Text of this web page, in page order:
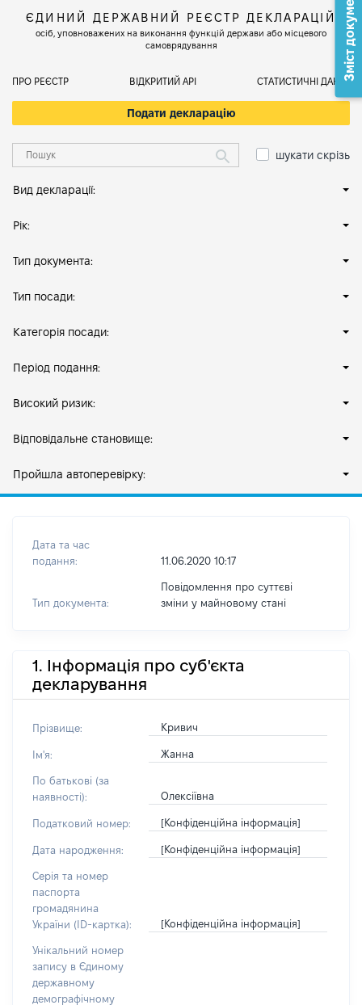
ЄДИНИЙ ДЕРЖАВНИЙ РЕЄСТР ДЕКЛАРАЦІЙ
осіб, уповноважених на виконання функцій держави або місцевого
самоврядування
ПРО РЕЄСТР ВІДКРИТИЙ АРІ СТАТИСТИЧНІ ДАНІ
Подати декларацію
шукати скрізь
Вид декларації:
Рік:
Тип документа:
Тип посади:
Категорія посади:
Період подання:
Високий ризик:
Відповідальне становище:
Пройшла автоперевірку:
Дата та час
подання:
11.06.2020 10:17
Тип документа:
Повідомлення про суттєві
зміни y майновому стані
1. Інформація про суб'єкта
декларування
Прізвище: Кривич
Ім'я: Жанна
По батькові (за
наявності):
Олексіївна
Податковий номер: [Конфіденційна інформація]
Дата народження: [Конфіденційна інформація]
Серія та номер
паспорта
громадянина
України (ID-картка):
[Конфіденційна інформація]
Унікальний номер
запису в Єдиному
державному
демографічному
Зміст документа